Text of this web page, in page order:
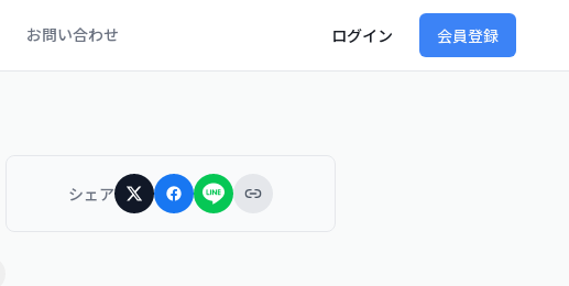
お問い合わせ ログイン 会員登録
シェア